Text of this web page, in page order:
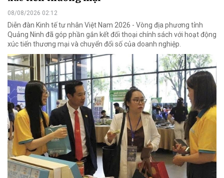
08/08/2026 02:12
Diễn đàn Kinh tế tư nhân Việt Nam 2026 - Vòng địa phương tỉnh
Quảng Ninh đã góp phần gắn kết đối thoại chính sách với hoạt động
xúc tiến thương mại và chuyển đổi số của doanh nghiệp.